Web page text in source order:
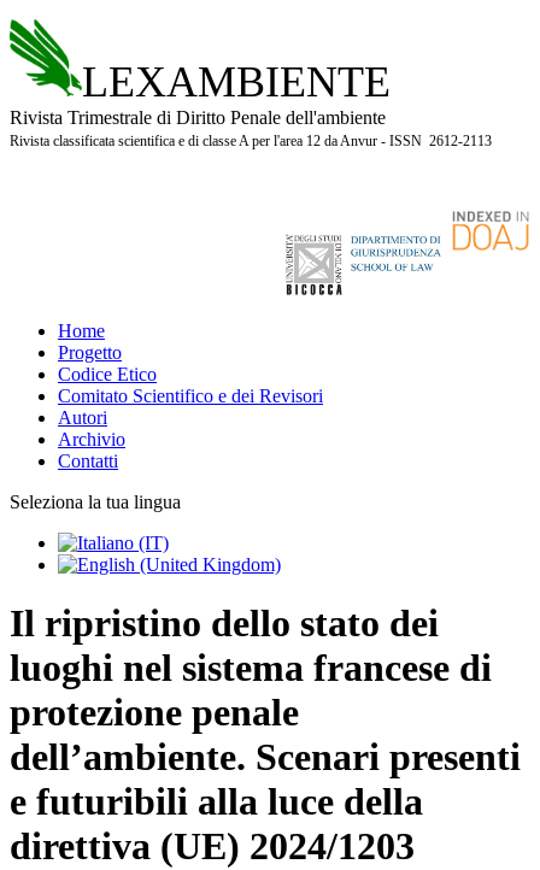
LEXAMBIENTE
Rivista Trimestrale di Diritto Penale dell'ambiente
Rivista classificata scientifica e di classe A per l'area 12 da Anvur - ISSN 2612-2113
Home
Progetto
Codice Etico
Comitato Scientifico e dei Revisori
Autori
Archivio
Contatti
Seleziona la tua lingua
Il ripristino dello stato dei
luoghi nel sistema francese di
protezione penale
dell’ambiente. Scenari presenti
e futuribili alla luce della
direttiva (UE) 2024/1203